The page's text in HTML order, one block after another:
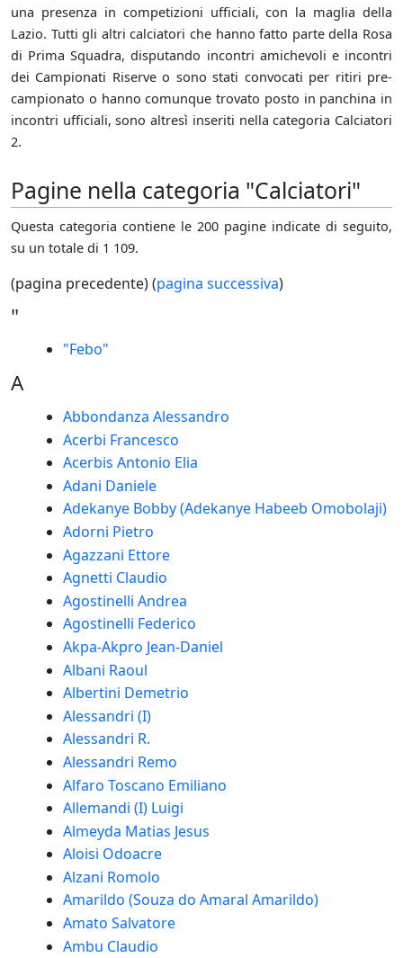
una presenza in competizioni ufficiali, con la maglia della
Lazio. Tutti gli altri calciatori che hanno fatto parte della Rosa
di Prima Squadra, disputando incontri amichevoli e incontri
dei Campionati Riserve o sono stati convocati per ritiri pre-
campionato o hanno comunque trovato posto in panchina in
incontri ufficiali, sono altresì inseriti nella categoria Calciatori
2.
Pagine nella categoria "Calciatori"
Questa categoria contiene le 200 pagine indicate di seguito,
su un totale di 1 109.
(pagina precedente) (pagina successiva)
"
"Febo"
A
Abbondanza Alessandro
Acerbi Francesco
Acerbis Antonio Elia
Adani Daniele
Adekanye Bobby (Adekanye Habeeb Omobolaji)
Adorni Pietro
Agazzani Ettore
Agnetti Claudio
Agostinelli Andrea
Agostinelli Federico
Akpa-Akpro Jean-Daniel
Albani Raoul
Albertini Demetrio
Alessandri (I)
Alessandri R.
Alessandri Remo
Alfaro Toscano Emiliano
Allemandi (I) Luigi
Almeyda Matias Jesus
Aloisi Odoacre
Alzani Romolo
Amarildo (Souza do Amaral Amarildo)
Amato Salvatore
Ambu Claudio